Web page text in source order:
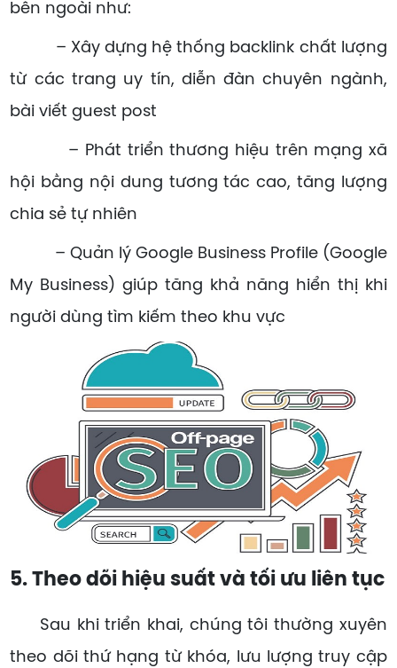
bên ngoài như:
– Xây dựng hệ thống backlink chất lượng
từ các trang uy tín, diễn đàn chuyên ngành,
bài viết guest post
– Phát triển thương hiệu trên mạng xã
hội bằng nội dung tương tác cao, tăng lượng
chia sẻ tự nhiên
– Quản lý Google Business Profile (Google
My Business) giúp tăng khả năng hiển thị khi
người dùng tìm kiếm theo khu vực
5. Theo dõi hiệu suất và tối ưu liên tục
Sau khi triển khai, chúng tôi thường xuyên
theo dõi thứ hạng từ khóa, lưu lượng truy cập